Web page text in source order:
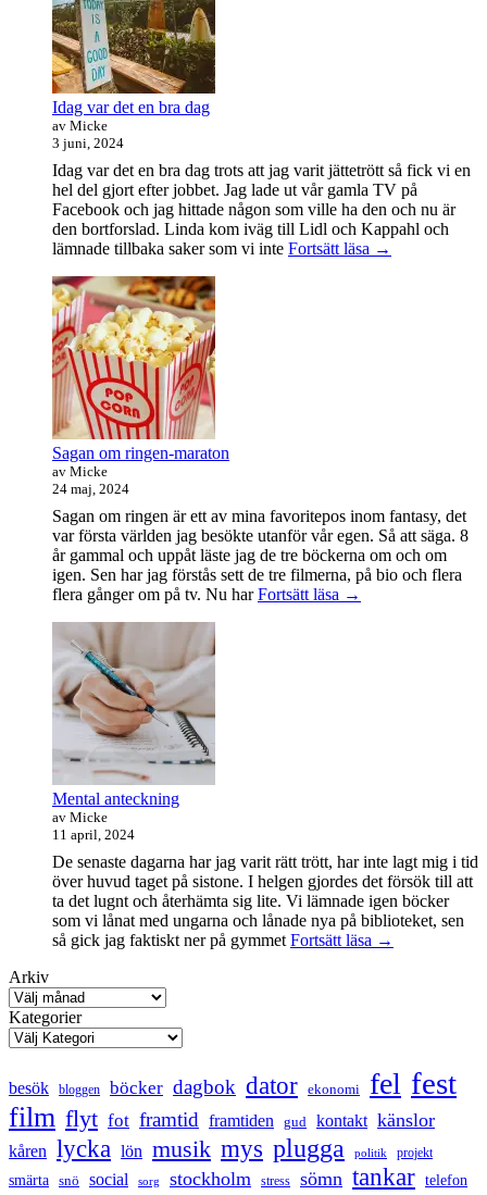
Idag var det en bra dag
av Micke
3 juni, 2024
Idag var det en bra dag trots att jag varit jättetrött så fick vi en
hel del gjort efter jobbet. Jag lade ut vår gamla TV på
Facebook och jag hittade någon som ville ha den och nu är
den bortforslad. Linda kom iväg till Lidl och Kappahl och
lämnade tillbaka saker som vi inte Fortsätt läsa Idag
→
Sagan om ringen-maraton
av Micke
24 maj, 2024
Sagan om ringen är ett av mina favoritepos inom fantasy, det
var första världen jag besökte utanför vår egen. Så att säga. 8
år gammal och uppåt läste jag de tre böckerna om och om
igen. Sen har jag förstås sett de tre filmerna, på bio och flera
flera gånger om på tv. Nu harFortsätt läsa Sagan
→
Mental anteckning
av Micke
11 april, 2024
De senaste dagarna har jag varit rätt trött, har inte lagt mig i tid
över huvud taget på sistone. I helgen gjordes det försök till att
ta det lugnt och återhämta sig lite. Vi lämnade igen böcker
som vi lånat med ungarna och lånade nya på biblioteket, sen
så gick jag faktiskt ner på gymmet Fortsätt läsa Mental
→
Arkiv
Kategorier
besök bloggen böcker dagbok dator ekonomi fel fest
film flyt fot framtid framtiden gud kontakt känslor
kåren lycka lön musik mys plugga politik projekt
smärta snö social sorg stockholm stress sömn tankar telefon